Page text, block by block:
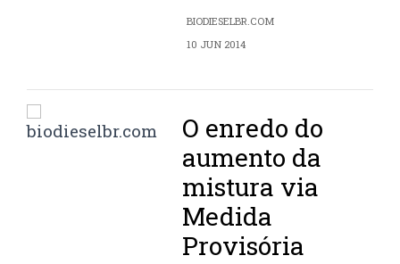
BIODIESELBR.COM
10 JUN 2014
O enredo do
aumento da
mistura via
Medida
Provisória